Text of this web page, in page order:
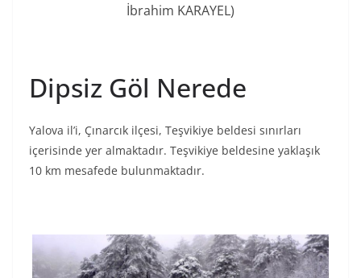
İbrahim KARAYEL)
Dipsiz Göl Nerede
Yalova il’i, Çınarcık ilçesi, Teşvikiye beldesi sınırları
içerisinde yer almaktadır. Teşvikiye beldesine yaklaşık
10 km mesafede bulunmaktadır.